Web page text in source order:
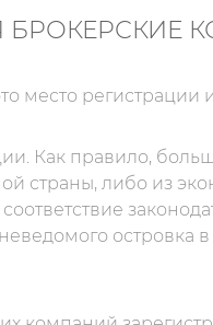
место регистрации
Как правило,
страны, либо из
неведомого